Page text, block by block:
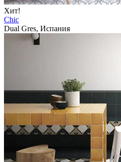
Хит!
Chic
Dual Gres, Испания